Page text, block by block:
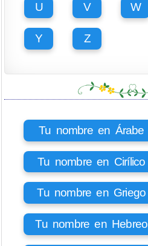
U V W
Y Z
Tu nombre en Árabe
Tu nombre en Cirílico
Tu nombre en Griego
Tu nombre en Hebreo